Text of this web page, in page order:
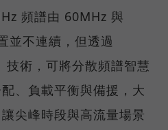
頻譜由 60MHz 與
並不連續，但透過
技術，可將分散頻譜智慧
、負載平衡與備援，大
尖峰時段與高流量場景